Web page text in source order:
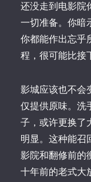
还没走到电影院
一切准备。你暗
你都能作出忘乎
程，很可能比接
影城应该也不会
仅提供原味。洗
子，或许更换了
明显。这种能召
影院和翻修前的
十年前的老式大